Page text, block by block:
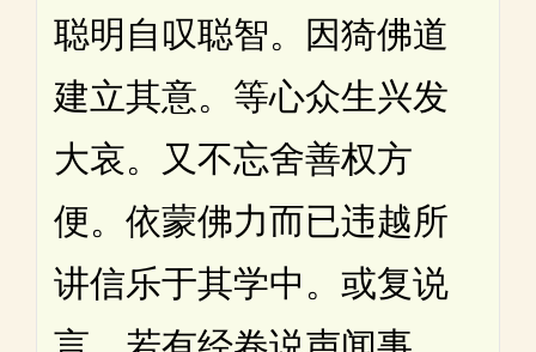
聪明自叹聪智。因猗佛道
建立其意。等心众生兴发
大哀。又不忘舍善权方
便。依蒙佛力而已违越所
讲信乐于其学中。或复说